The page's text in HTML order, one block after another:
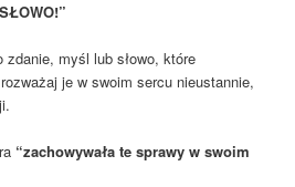
myśl lub słowo, które
je w swoim sercu nieustannie,
“zachowywała te sprawy w swoim